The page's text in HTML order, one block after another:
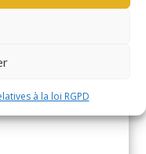
à la loi RGPD